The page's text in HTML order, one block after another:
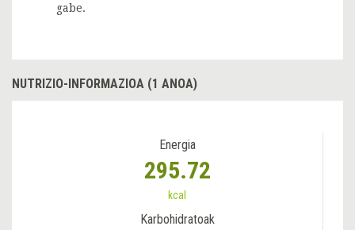
gabe.
NUTRIZIO-INFORMAZIOA (1 ANOA)
Energia
295.72
kcal
Karbohidratoak